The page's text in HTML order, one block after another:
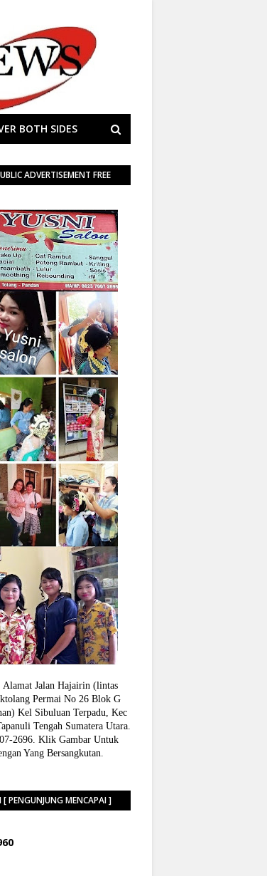
BOTH SIDES
ADVERTISEMENT FREE
Jalan Hajairin (lintas
Permai No 26 Blok G
Kel Sibuluan Terpadu, Kec
Tengah Sumatera Utara.
2696. Klik Gambar Untuk
Yang Bersangkutan.
[ PENGUNJUNG MENCAPAI ]
60